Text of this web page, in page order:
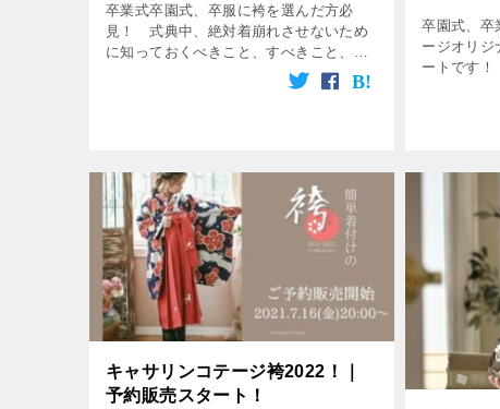
卒業式卒園式、卒服に袴を選んだ方必
見！ 式典中、絶対着崩れさせないため
に知っておくべきこと、すべきこと、ポ
卒園式、卒
ージオリジ
ートです
キャサリンコテージ袴2022！｜
予約販売スタート！